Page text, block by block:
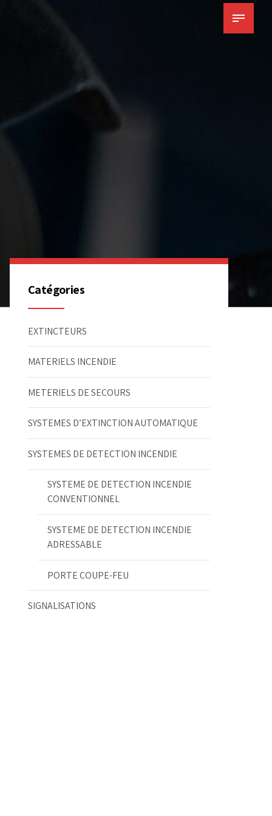
Catégories
EXTINCTEURS
MATERIELS INCENDIE
METERIELS DE SECOURS
SYSTEMES D’EXTINCTION AUTOMATIQUE
SYSTEMES DE DETECTION INCENDIE
SYSTEME DE DETECTION INCENDIE
CONVENTIONNEL
SYSTEME DE DETECTION INCENDIE
ADRESSABLE
PORTE COUPE-FEU
SIGNALISATIONS